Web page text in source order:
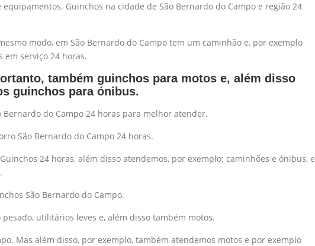
Guinchos na cidade de São Bernardo do Campo e região 24
modo, em São Bernardo do Campo tem um caminhão e, por exemplo
em serviço 24 horas.
também guinchos para motos e, além disso
guinchos para ónibus.
Bernardo do Campo 24 horas para melhor atender.
São Bernardo do Campo 24 horas.
24 horas, além disso atendemos, por exemplo; caminhões e ónibus, e
São Bernardo do Campo.
utilitários leves e, além disso também motos.
Mas além disso, por exemplo, também atendemos motos e por exemplo